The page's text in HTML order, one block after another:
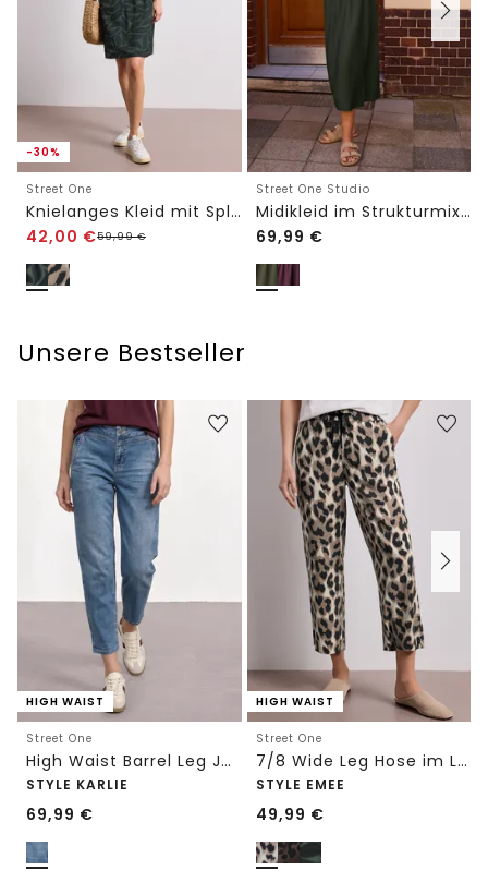
-30%
Street One
Knielanges Kleid mit Split Neck und Print
42,00 €59,99€
Street One Studio
Midikleid im Strukturmix mit Rundhals
69,99 €
Unsere Bestseller
HIGH WAIST
Street One
High Waist Barrel Leg Jeans im Loose Fit
STYLE KARLIE
69,99 €
HIGH WAIST
Street One
7/8 Wide Leg Hose im Loose Fit mit Print
STYLE EMEE
49,99 €